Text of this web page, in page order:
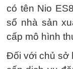
có tên Nio
số nhà sản
cấp mô hình
Đối với chủ sở